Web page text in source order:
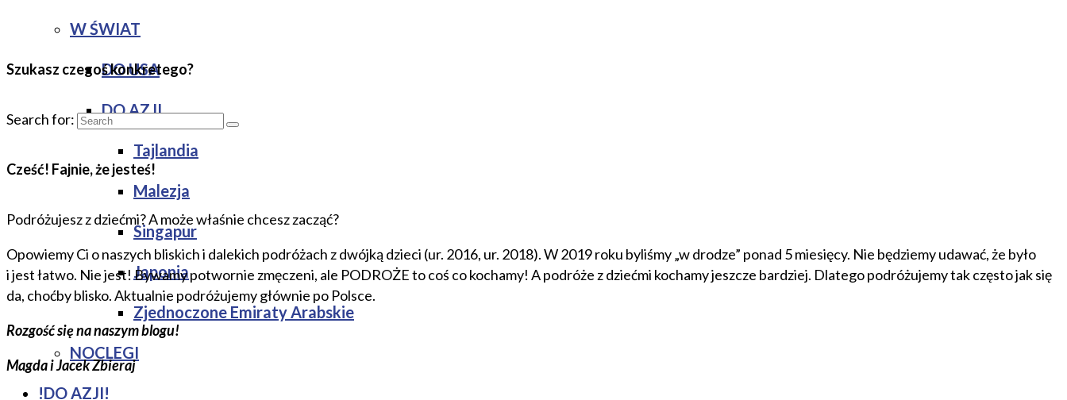
W ŚWIAT
DO USA
DO AZJI
Tajlandia
Malezja
Singapur
Japonia
Zjednoczone Emiraty Arabskie
NOCLEGI
!DO AZJI!
Szukasz czegoś konkretego?
Search for:
Cześć! Fajnie, że jesteś!
Podróżujesz z dziećmi? A może właśnie chcesz zacząć?
Opowiemy Ci o naszych bliskich i dalekich podróżach z dwójką dzieci (ur. 2016, ur. 2018). W 2019 roku byliśmy „w drodze” ponad 5 miesięcy. Nie będziemy udawać, że było
i jest łatwo. Nie jest! Bywamy potwornie zmęczeni, ale PODROŻE to coś co kochamy! A podróże z dziećmi kochamy jeszcze bardziej. Dlatego podróżujemy tak często jak się
da, choćby blisko. Aktualnie podróżujemy głównie po Polsce.
Rozgość się na naszym blogu!
Magda i Jacek Zbieraj